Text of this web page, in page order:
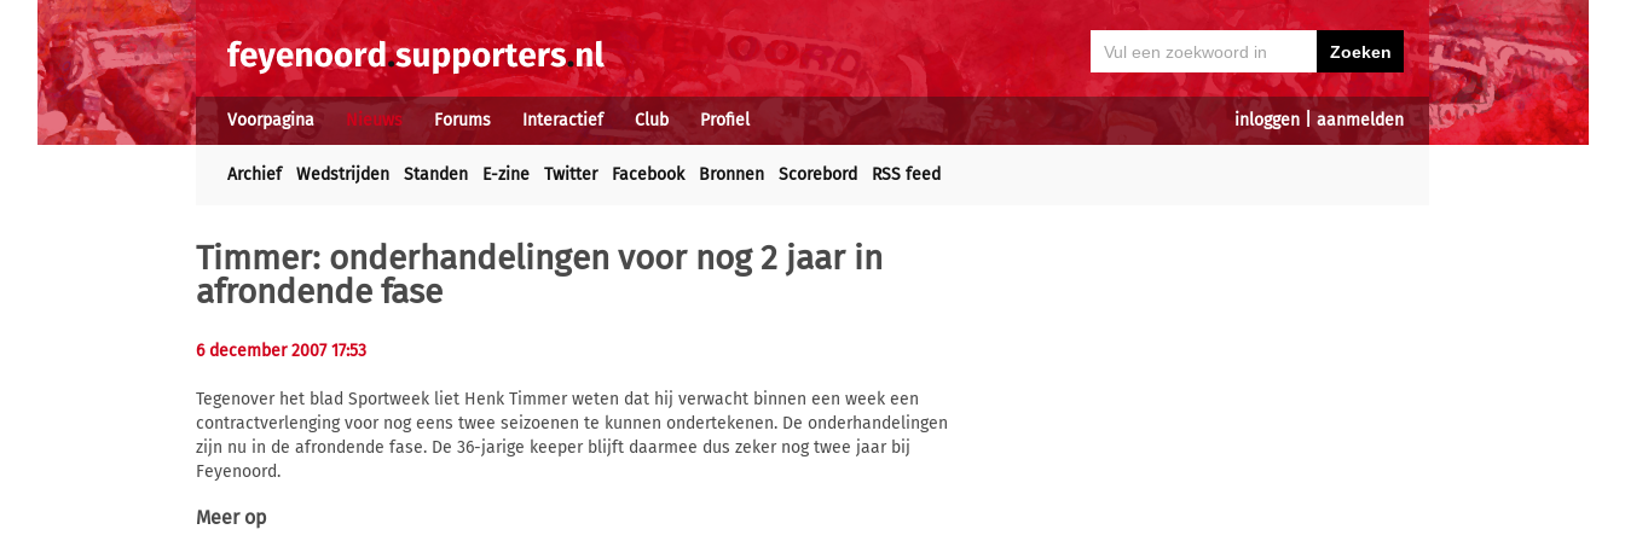
inloggen aanmelden
Voorpagina Nieuws Forums Interactief Club Profiel
Archief Wedstrijden Standen E-zine Twitter Facebook Bronnen Scorebord RSS feed
Timmer: onderhandelingen voor nog 2 jaar in
afrondende fase
6 december 2007 17:53
Tegenover het blad Sportweek liet Henk Timmer weten dat hij verwacht binnen een week een
contractverlenging voor nog eens twee seizoenen te kunnen ondertekenen. De onderhandelingen
zijn nu in de afrondende fase. De 36-jarige keeper blijft daarmee dus zeker nog twee jaar bij
Feyenoord.
Meer op